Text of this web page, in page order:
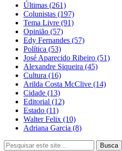
Últimas (261)
Colunistas (197)
Tema Livre (91)
Opinião (57)
Edy Fernandes (57)
Política (53)
José Aparecido Ribeiro (51)
Alexandre Siqueira (45)
Cultura (16)
Arilda Costa McClive (14)
Cidade (13)
Editorial (12)
Estado (11)
Walter Felix (10)
Adriana Garcia (8)
Busca